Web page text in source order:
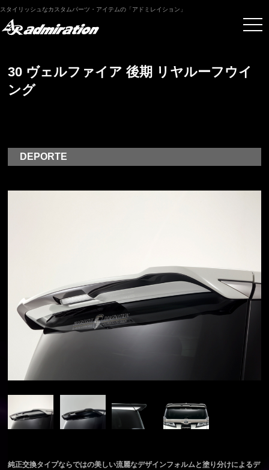
スタイリッシュなカスタムパーツ・アイテムの「アドミレイション」
30 ヴェルファイア 後期 リヤルーフウイ
ング
DEPORTE
純正交換タイプならではの美しい流麗なデザインフォルムと塗り分けによるデ